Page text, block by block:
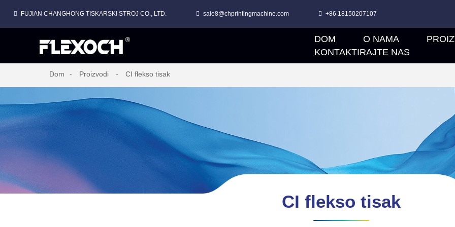
FUJIAN CHANGHONG TISKARSKI STROJ CO., LTD. sale8@chprintingmachine.com +86 18150207107
DOM O NAMA
KONTAKTIRAJTE NAS
Dom Proizvodi CI flekso tisak
CI flekso tisak